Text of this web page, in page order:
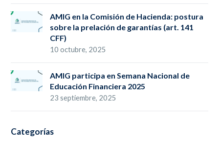
AMIG en la Comisión de Hacienda: postura
sobre la prelación de garantías (art. 141
CFF)
10 octubre, 2025
AMIG participa en Semana Nacional de
Educación Financiera 2025
23 septiembre, 2025
Categorías